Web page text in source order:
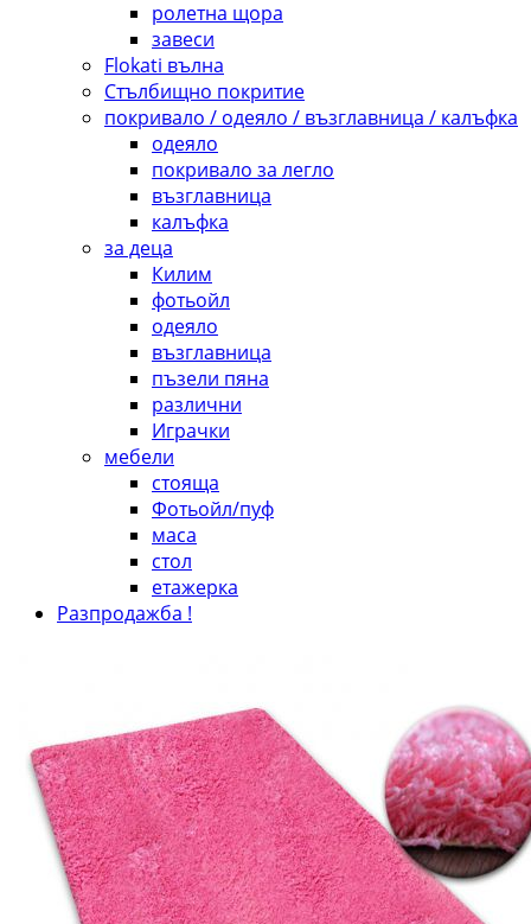
pолетна щора
завеси
Flokati вълна
Стълбищно покритие
покривало / одеяло / възглавница / калъфка
одеяло
покривало за легло
възглавница
калъфка
за деца
Килим
фотьойл
одеяло
възглавница
пъзели пяна
различни
Играчки
мебели
стояща
Фотьойл/пуф
маса
стол
етажерка
Разпродажба !